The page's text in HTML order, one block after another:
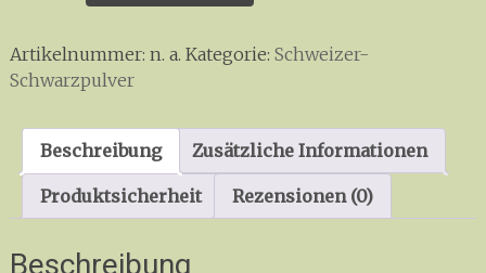
Nr.1
Menge
Artikelnummer: n. a. Kategorie: Schweizer-
Schwarzpulver
Beschreibung Zusätzliche Informationen
Produktsicherheit Rezensionen (0)
Beschreibung